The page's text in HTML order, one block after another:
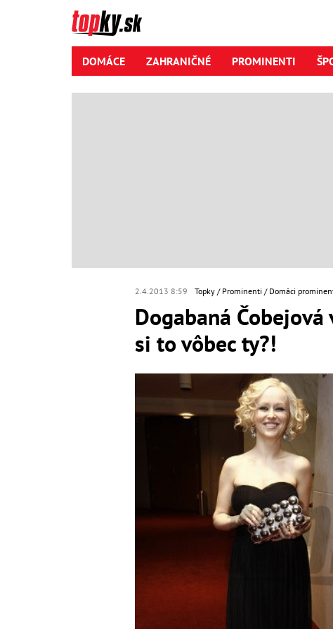
DOMÁCE ZAHRANIČNÉ PROMINENTI
2.4.2013 8:59 Topky Prominenti Domáci
Dogabaná
si to vôbec ty?!